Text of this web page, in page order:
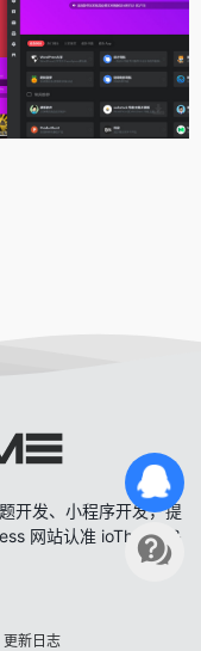
开发、小程序开发，提
网站认准 ioTheme &
更新日志